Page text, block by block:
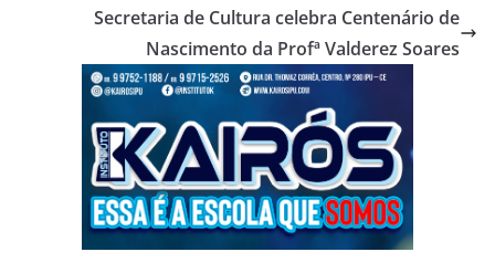
Secretaria de Cultura celebra Centenário de
Nascimento da Profª Valderez Soares